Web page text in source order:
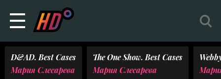
D&AD. Best Cases
Мария Слесарева
The One Show. Best Cases
Мария Слесарева